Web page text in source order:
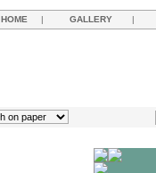
HOME | GALLERY |